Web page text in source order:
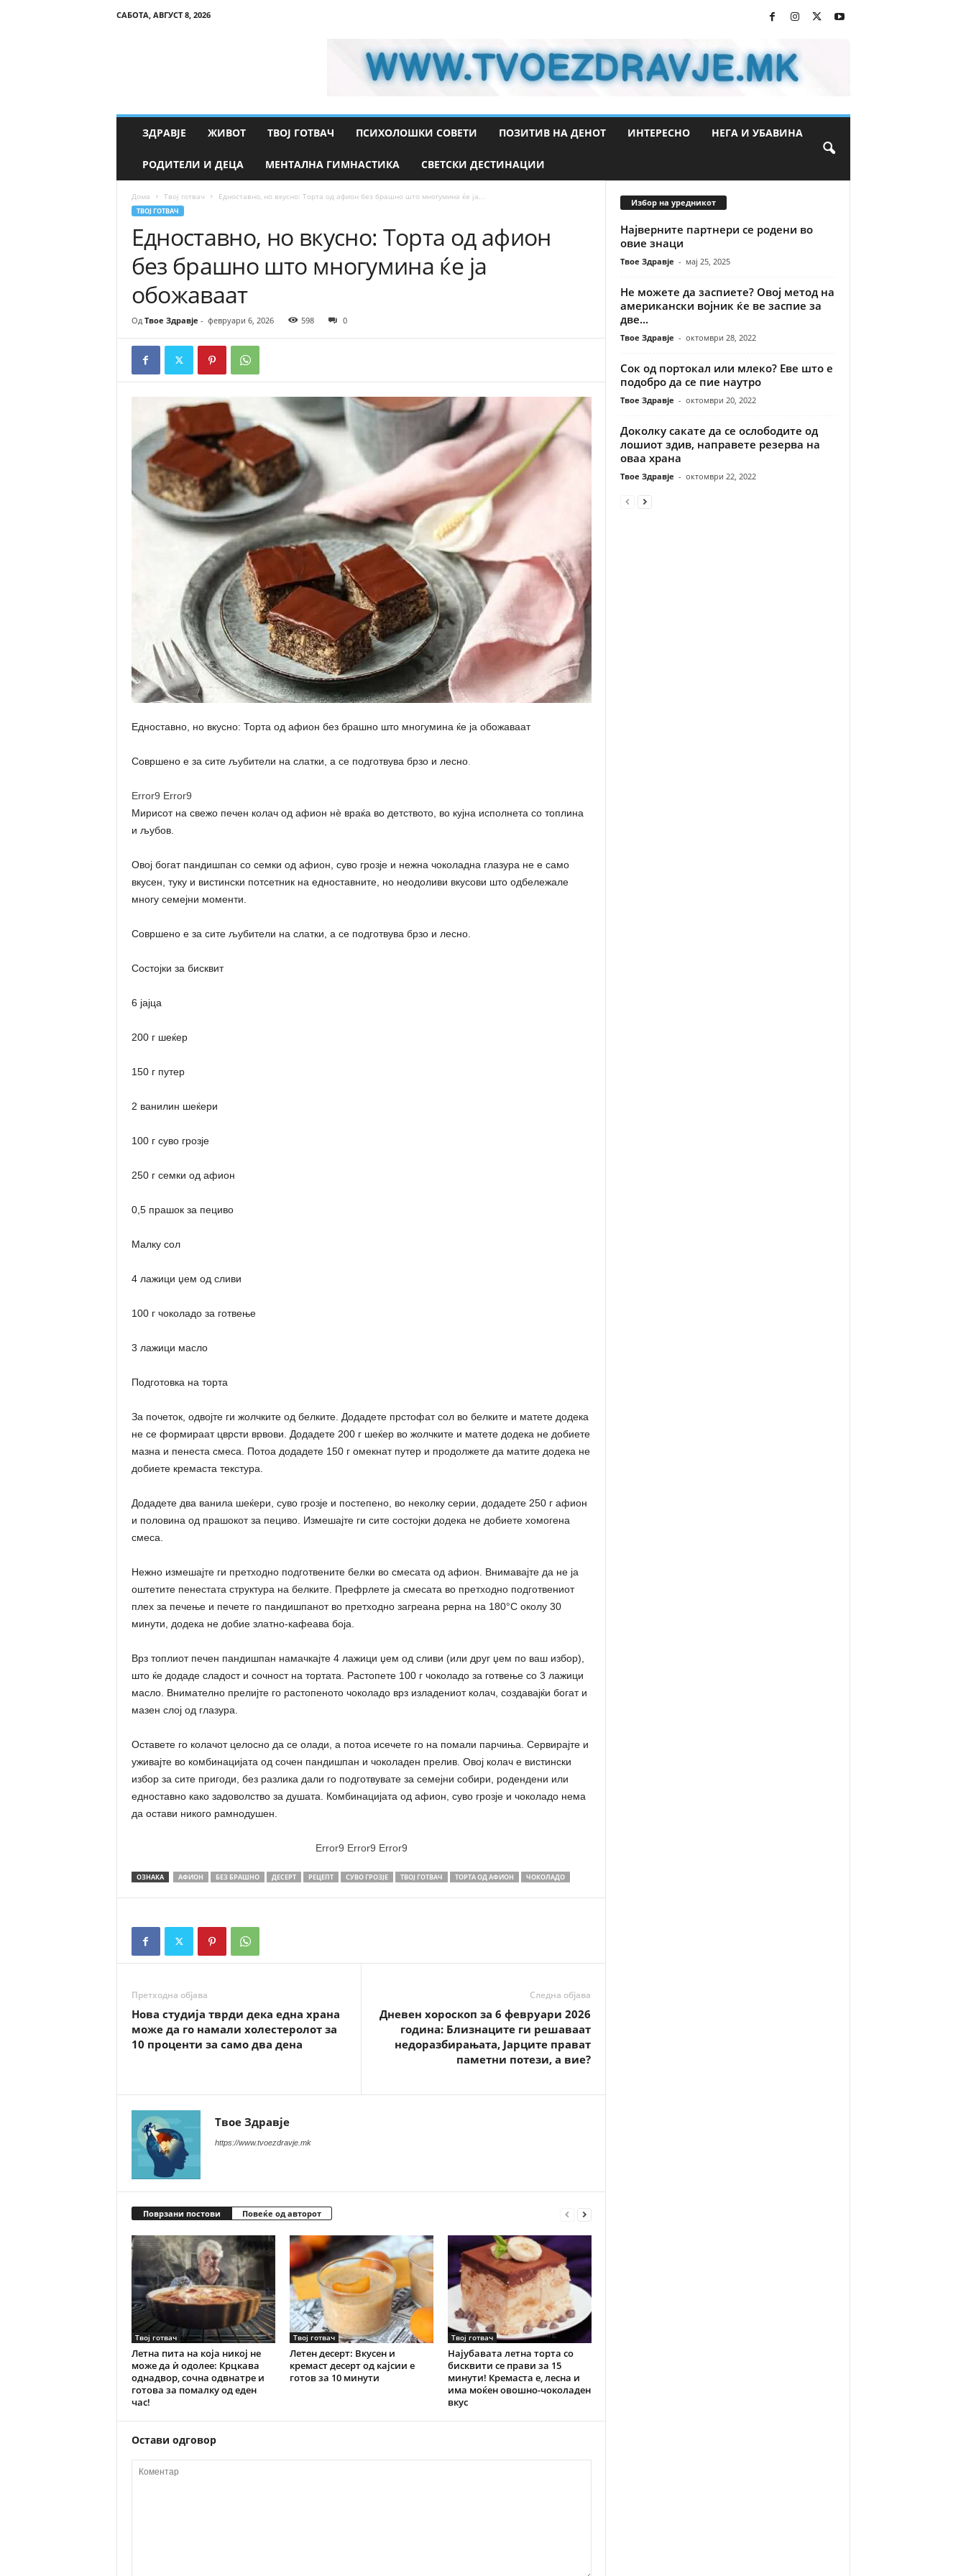
САБОТА, АВГУСТ 8, 2026
ЗДРАВЈЕ ЖИВОТ ТВОЈ ГОТВАЧ ПСИХОЛОШКИ СОВЕТИ ПОЗИТИВ НА ДЕНОТ ИНТЕРЕСНО НЕГА И УБАВИНА
РОДИТЕЛИ И ДЕЦА МЕНТАЛНА ГИМНАСТИКА СВЕТСКИ ДЕСТИНАЦИИ
Дома Твој готвач Едноставно, но вкусно: Торта од афион без брашно што многумина ќе ја...
ТВОЈ ГОТВАЧ
Едноставно, но вкусно: Торта од афион
без брашно што многумина ќе ја
обожаваат
Од Твое Здравје - февруари 6, 2026 598 0
Едноставно, но вкусно: Торта од афион без брашно што многумина ќе ја обожаваат
Совршено е за сите љубители на слатки, а се подготвува брзо и лесно.
Error9 Error9
Мирисот на свежо печен колач од афион нè враќа во детството, во кујна исполнета со топлина
и љубов.
Овој богат пандишпан со семки од афион, суво грозје и нежна чоколадна глазура не е само
вкусен, туку и вистински потсетник на едноставните, но неодоливи вкусови што одбележале
многу семејни моменти.
Совршено е за сите љубители на слатки, а се подготвува брзо и лесно.
Состојки за бисквит
6 јајца
200 г шеќер
150 г путер
2 ванилин шеќери
100 г суво грозје
250 г семки од афион
0,5 прашок за пециво
Малку сол
4 лажици џем од сливи
100 г чоколадо за готвење
3 лажици масло
Подготовка на торта
За почеток, одвојте ги жолчките од белките. Додадете прстофат сол во белките и матете додека
не се формираат цврсти врвови. Додадете 200 г шеќер во жолчките и матете додека не добиете
мазна и пенеста смеса. Потоа додадете 150 г омекнат путер и продолжете да матите додека не
добиете кремаста текстура.
Додадете два ванила шеќери, суво грозје и постепено, во неколку серии, додадете 250 г афион
и половина од прашокот за пециво. Измешајте ги сите состојки додека не добиете хомогена
смеса.
Нежно измешајте ги претходно подготвените белки во смесата од афион. Внимавајте да не ја
оштетите пенестата структура на белките. Префрлете ја смесата во претходно подготвениот
плех за печење и печете го пандишпанот во претходно загреана рерна на 180°C околу 30
минути, додека не добие златно-кафеава боја.
Врз топлиот печен пандишпан намачкајте 4 лажици џем од сливи (или друг џем по ваш избор),
што ќе додаде сладост и сочност на тортата. Растопете 100 г чоколадо за готвење со 3 лажици
масло. Внимателно прелијте го растопеното чоколадо врз изладениот колач, создавајќи богат и
мазен слој од глазура.
Оставете го колачот целосно да се олади, а потоа исечете го на помали парчиња. Сервирајте и
уживајте во комбинацијата од сочен пандишпан и чоколаден прелив. Овој колач е вистински
избор за сите пригоди, без разлика дали го подготвувате за семејни собири, родендени или
едноставно како задоволство за душата. Комбинацијата од афион, суво грозје и чоколадо нема
да остави никого рамнодушен.
Error9 Error9 Error9
ОЗНАКА АФИОН БЕЗ БРАШНО ДЕСЕРТ РЕЦЕПТ СУВО ГРОЗЈЕ ТВОЈ ГОТВАЧ ТОРТА ОД АФИОН ЧОКОЛАДО
Претходна објава
Нова студија тврди дека една храна
може да го намали холестеролот за
10 проценти за само два дена
Следна објава
Дневен хороскоп за 6 февруари 2026
година: Близнаците ги решаваат
недоразбирањата, Јарците прават
паметни потези, а вие?
Твое Здравје
https://www.tvoezdravje.mk
Поврзани постови Повеќе од авторот
Твој готвач
Летна пита на која никој не
може да ѝ одолее: Крцкава
однадвор, сочна одвнатре и
готова за помалку од еден
час!
Твој готвач
Летен десерт: Вкусен и
кремаст десерт од кајсии е
готов за 10 минути
Твој готвач
Најубавата летна торта со
бисквити се прави за 15
минути! Кремаста е, лесна и
има моќен овошно-чоколаден
вкус
Остави одговор
Избор на уредникот
Најверните партнери се родени во
овие знаци
Твое Здравје - мај 25, 2025
Не можете да заспиете? Овој метод на
американски војник ќе ве заспие за
две...
Твое Здравје - октомври 28, 2022
Сок од портокал или млеко? Еве што е
подобро да се пие наутро
Твое Здравје - октомври 20, 2022
Доколку сакате да се ослободите од
лошиот здив, направете резерва на
оваа храна
Твое Здравје - октомври 22, 2022